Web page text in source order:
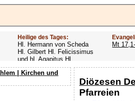
Heilige des Tages:
Hl. Hermann von Scheda
Hl. Gilbert Hl. Felicissimus
und hl. Agapitus Hl.
Gezelinus (Gozelin)
Mt
| Kirchen und
Diözesen
Pfarreien